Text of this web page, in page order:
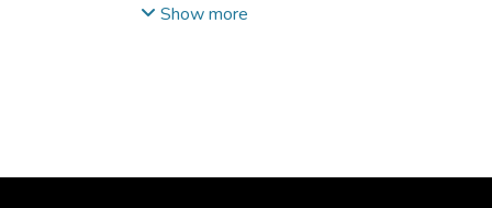
Spinoteram, Fipronil + Thiamethoxam,
Show more